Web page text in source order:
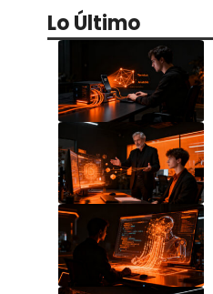
Lo Último